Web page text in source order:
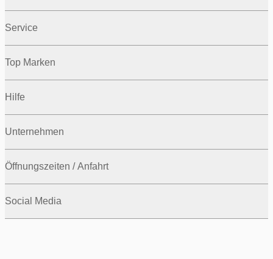
Service
Top Marken
Hilfe
Unternehmen
Öffnungszeiten / Anfahrt
Social Media